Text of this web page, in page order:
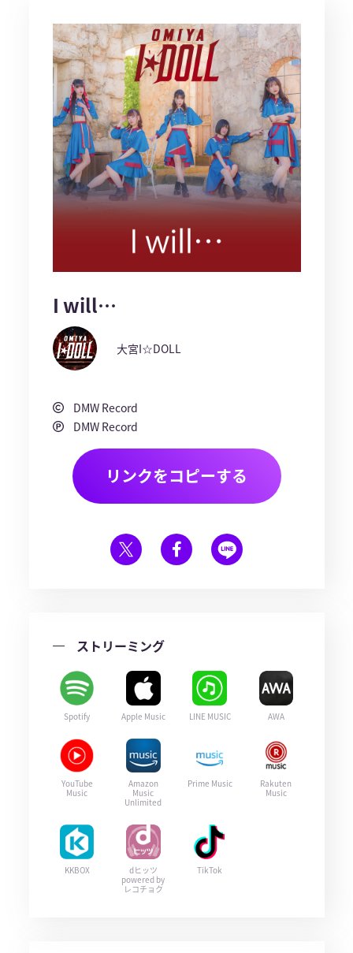
I will…
大宮I☆DOLL
DMW Record
DMW Record
リンクをコピーする
ストリーミング
Spotify Apple Music LINE MUSIC AWA
YouTube
Music
Amazon
Music
Unlimited
Prime Music
Rakuten
Music
KKBOX
dヒッツ
powered by
レコチョク
TikTok